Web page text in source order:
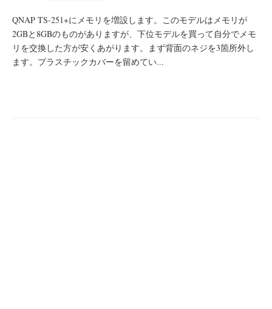
QNAP TS-251+にメモリを増設します。このモデルはメモリが
2GBと8GBのものがありますが、下位モデルを買って自分でメモ
リを交換した方が安くあがります。まず背面のネジを3箇所外し
ます。プラスチックカバーを留めてい...